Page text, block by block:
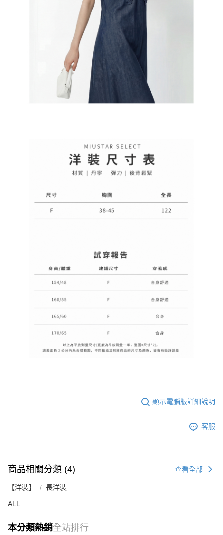
顯示電腦版詳細說明
客服
商品相關分類 (4) 查看全部
【洋裝】 長洋裝
ALL
本分類熱銷全站排行